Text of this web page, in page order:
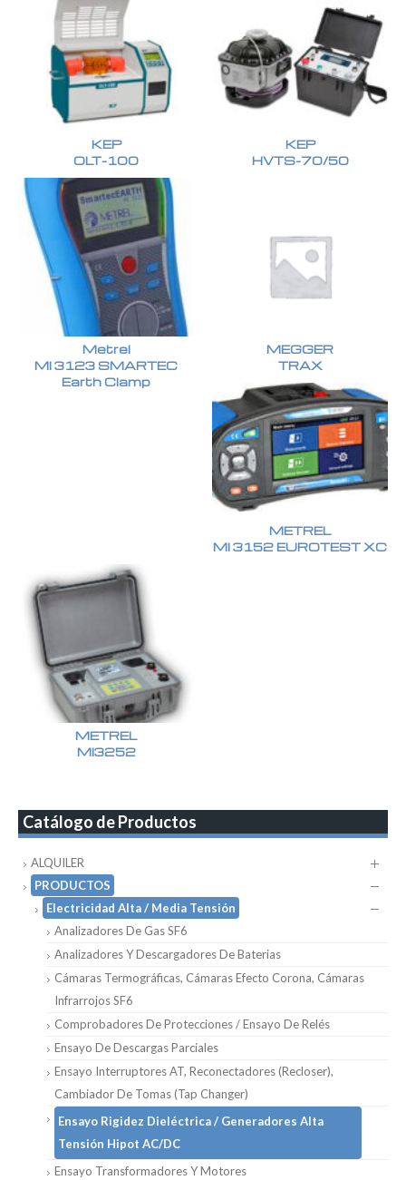
KEP
OLT-100
KEP
HVTS-70/50
Metrel
MI 3123 SMARTEC
Earth Clamp
MEGGER
TRAX
METREL
MI 3152 EUROTEST XC
METREL
MI3252
Catálogo de Productos
ALQUILER
PRODUCTOS
Electricidad Alta / Media Tensión
Analizadores De Gas SF6
Analizadores Y Descargadores De Baterias
Cámaras Termográficas, Cámaras Efecto Corona, Cámaras
Infrarrojos SF6
Comprobadores De Protecciones / Ensayo De Relés
Ensayo De Descargas Parciales
Ensayo Interruptores AT, Reconectadores (Recloser),
Cambiador De Tomas (Tap Changer)
Ensayo Rigidez Dieléctrica / Generadores Alta
Tensión Hipot AC/DC
Ensayo Transformadores Y Motores